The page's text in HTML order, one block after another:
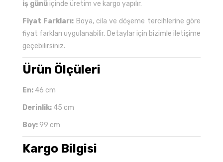
iş günü içinde üretim ve kargo yapılır.
Fiyat Farkları: Boya, cila ve döşeme tercihlerine göre
fiyat farkları uygulanabilir. Detaylar için bizimle iletişime
geçebilirsiniz.
Ürün Ölçüleri
En: 46 cm
Derinlik: 45 cm
Boy: 99 cm
Kargo Bilgisi